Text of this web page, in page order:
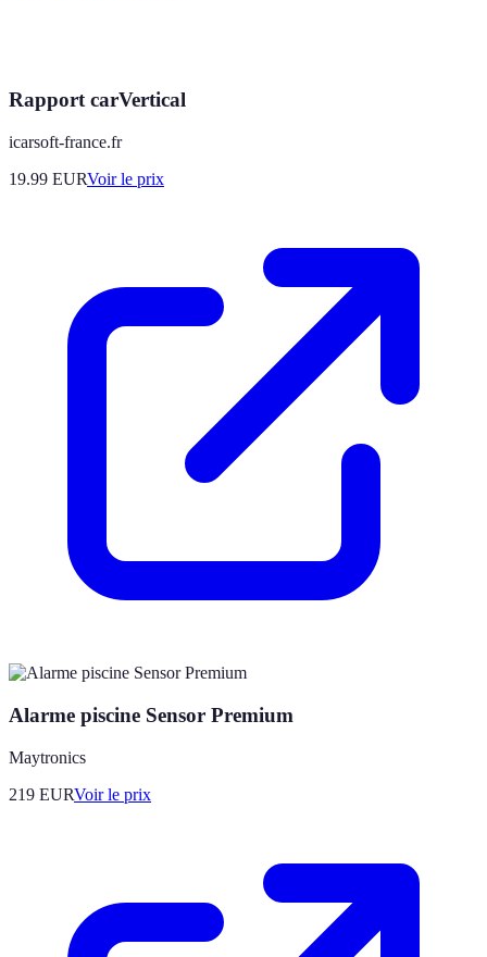
Rapport carVertical
icarsoft-france.fr
19.99 EURVoir le prix
Alarme piscine Sensor Premium
Maytronics
219 EURVoir le prix